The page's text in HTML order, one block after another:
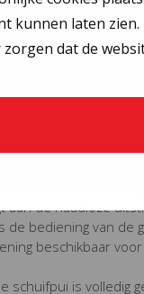
kunnen laten
dat de
weggewerkte
naar buiten
hierbij de perfecte
en functionele
op
de naadloze
de bediening van de
beschikbaar
schuifpui is volledig